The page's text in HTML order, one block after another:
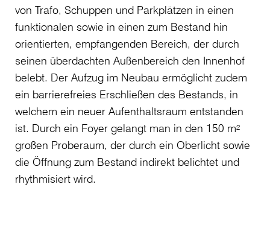
von Trafo, Schuppen und Parkplätzen in einen
funktionalen sowie in einen zum Bestand hin
orientierten, empfangenden Bereich, der durch
seinen überdachten Außenbereich den Innenhof
belebt. Der Aufzug im Neubau ermöglicht zudem
ein barrierefreies Erschließen des Bestands, in
welchem ein neuer Aufenthaltsraum entstanden
ist. Durch ein Foyer gelangt man in den 150 m²
großen Proberaum, der durch ein Oberlicht sowie
die Öffnung zum Bestand indirekt belichtet und
rhythmisiert wird.